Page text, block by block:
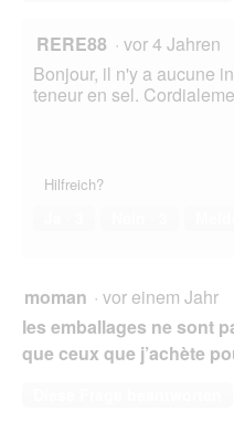
RERE88 · vor 4 Jahren
Bonjour, il n'y a aucune
teneur en sel.
Hilfreich?
moman · vor einem Jahr
les emballages ne sont
que ceux que j’achète